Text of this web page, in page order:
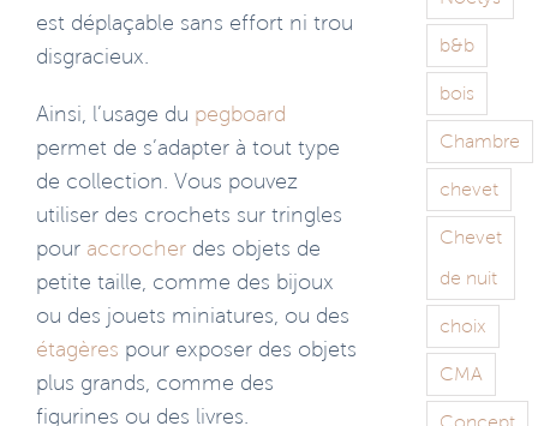
est déplaçable sans effort ni trou
disgracieux.
Ainsi, l’usage du pegboard
permet de s’adapter à tout type
de collection. Vous pouvez
utiliser des crochets sur tringles
pour accrocher des objets de
petite taille, comme des bijoux
ou des jouets miniatures, ou des
étagères pour exposer des objets
plus grands, comme des
figurines ou des livres.
b&b
bois
Chambre
chevet
Chevet
de nuit
choix
CMA
Concept